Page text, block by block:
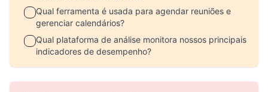
Qual ferramenta é usada para agendar reuniões e
gerenciar calendários?
Qual plataforma de análise monitora nossos principais
indicadores de desempenho?